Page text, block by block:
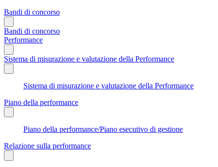
Bandi di concorso
Bandi di concorso
Performance
Sistema di misurazione e valutazione della Performance
Sistema di misurazione e valutazione della Performance
Piano della performance
Piano della performance/Piano esecutivo di gestione
Relazione sulla performance